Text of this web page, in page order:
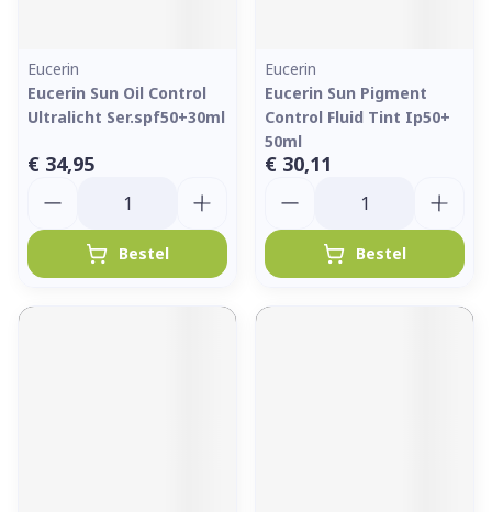
Eucerin
Eucerin Sun Oil Control
Ultralicht Ser.spf50+30ml
€ 34,95
Bestel
Eucerin
Eucerin Sun Pigment
Control Fluid Tint Ip50+
50ml
€ 30,11
Bestel